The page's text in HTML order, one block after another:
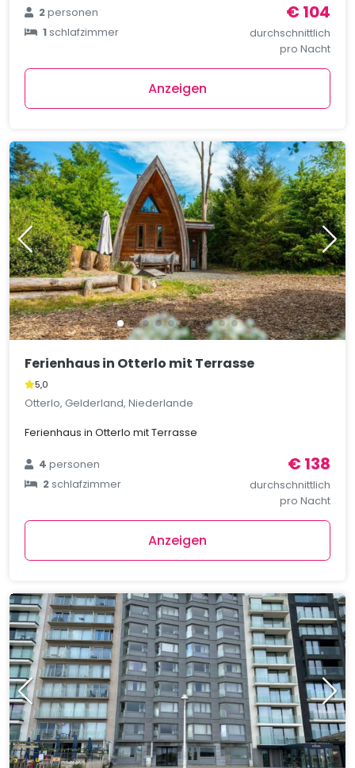
2personen
1schlafzimmer
€ 104
durchschnittlich
pro Nacht
Anzeigen
Ferienhaus in Otterlo mit Terrasse
5,0
Otterlo, Gelderland, Niederlande
Ferienhaus in Otterlo mit Terrasse
4personen
2schlafzimmer
€ 138
durchschnittlich
pro Nacht
Anzeigen